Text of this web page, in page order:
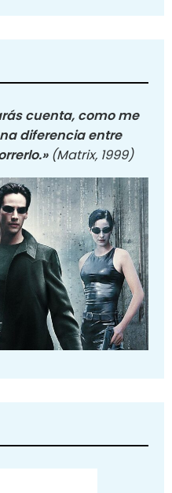
cuenta, como me
diferencia entre
(Matrix, 1999)